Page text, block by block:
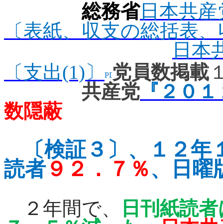
総務省日本共
〔表紙、収支の総括表
日本
〔支出(1)〕 党員数掲載
共産党 『２０
数隠蔽
〔検証３〕、
１２年
読者 ９２．７％、日曜
２年間で、
日刊紙読